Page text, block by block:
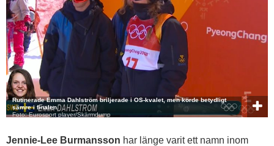
Rutinerade Emma Dahlström briljerade i OS-kvalet, men körde betydligt
sämre i finalen.
Foto: Eurosport player/Skärmdump
Jennie-Lee Burmansson har länge varit ett namn inom